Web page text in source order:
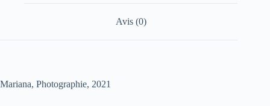
Avis (0)
Mariana, Photographie, 2021